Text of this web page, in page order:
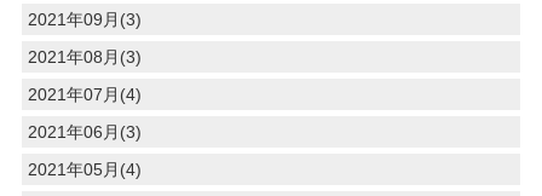
2021年09月(3)
2021年08月(3)
2021年07月(4)
2021年06月(3)
2021年05月(4)